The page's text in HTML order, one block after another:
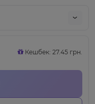
Кешбек: 27.45 грн.